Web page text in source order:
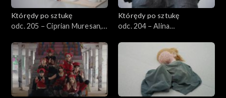
Którędy po sztukę
odc. 205 – Ciprian Muresan,
Balast”
Którędy po sztukę
odc. 204 – Alina